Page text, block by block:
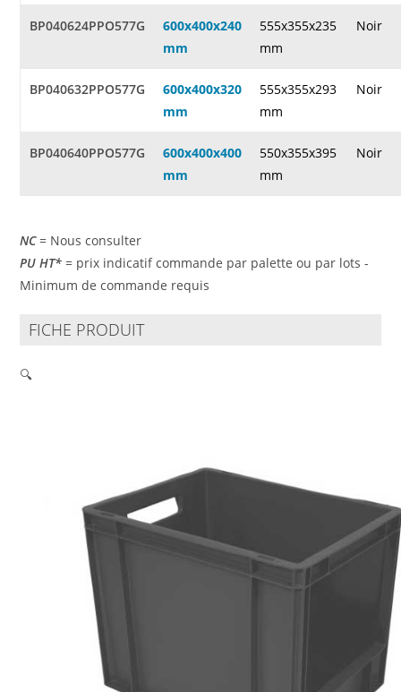
BP040624PPO577G
600x400x240
mm
555x355x235
mm
Noir
BP040632PPO577G
600x400x320
mm
555x355x293
mm
Noir
BP040640PPO577G
600x400x400
mm
550x355x395
mm
Noir
NC= Nous consulter
PU HT* = prix indicatif commande par palette ou par lots -
Minimum de commande requis
FICHE PRODUIT
🔍